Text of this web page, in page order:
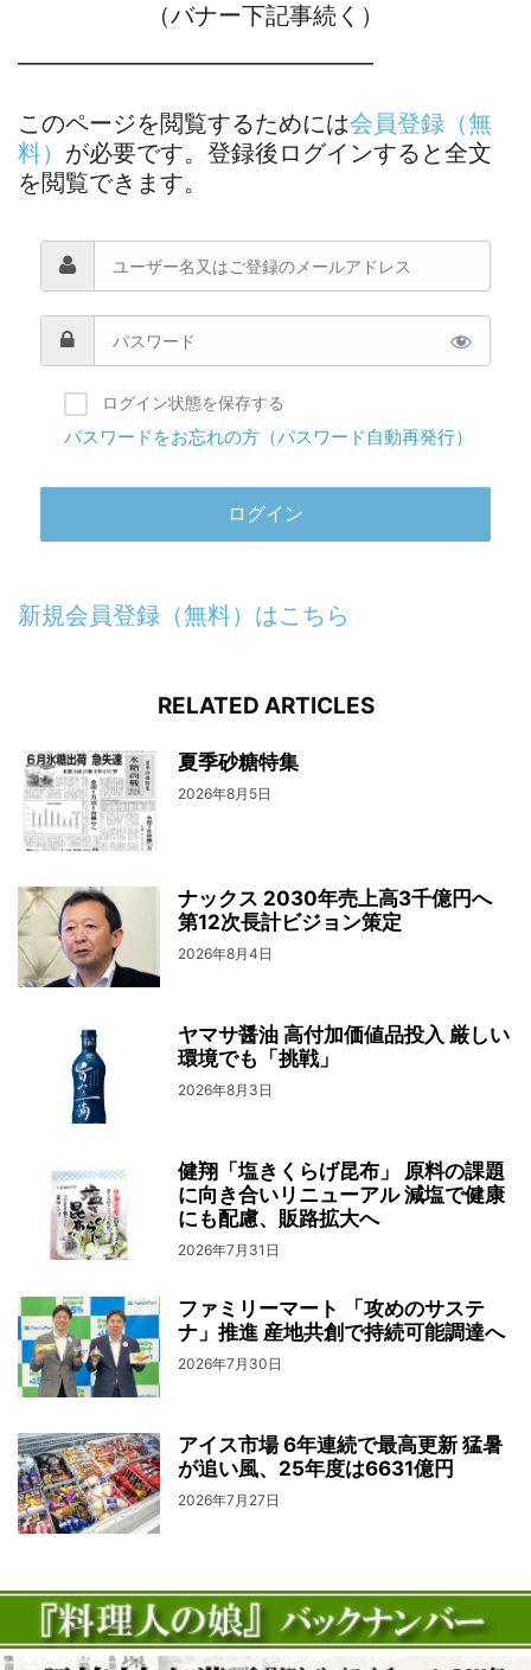
（バナー下記事続く）
―――――――――――――――
このページを閲覧するためには会員登録（無
料） が必要です。登録後ログインすると全文
を閲覧できます。
ログイン状態を保存する
パスワードをお忘れの方（パスワード自動再発行）
新規会員登録（無料）はこちら
RELATED ARTICLES
夏季砂糖特集
2026年8月5日
ナックス 2030年売上高3千億円へ
第12次長計ビジョン策定
2026年8月4日
ヤマサ醤油 高付加価値品投入 厳しい
環境でも「挑戦」
2026年8月3日
健翔「塩きくらげ昆布」 原料の課題
に向き合いリニューアル 減塩で健康
にも配慮、販路拡大へ
2026年7月31日
ファミリーマート 「攻めのサステ
ナ」推進 産地共創で持続可能調達へ
2026年7月30日
アイス市場 6年連続で最高更新 猛暑
が追い風、25年度は6631億円
2026年7月27日